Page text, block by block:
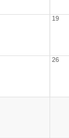
19
26